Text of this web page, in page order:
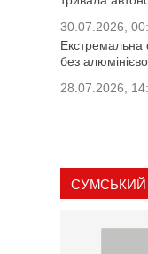
30.07.2026,
Екстремальна
без
28.07.2026,
СУМСЬКИЙ